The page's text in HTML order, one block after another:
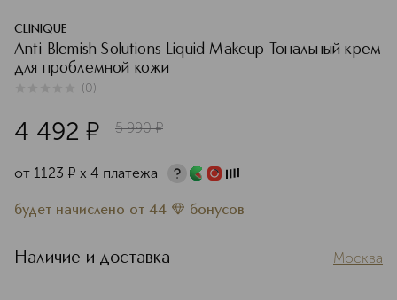
CLINIQUE
Anti-Blemish Solutions Liquid Makeup Тональный крем
для проблемной кожи
(0)
4 492 ¤ 5 990 ¤
от 1123 ¤ х 4 платежа
будет начислено от 44 бонусов
Наличие и доставка Москва